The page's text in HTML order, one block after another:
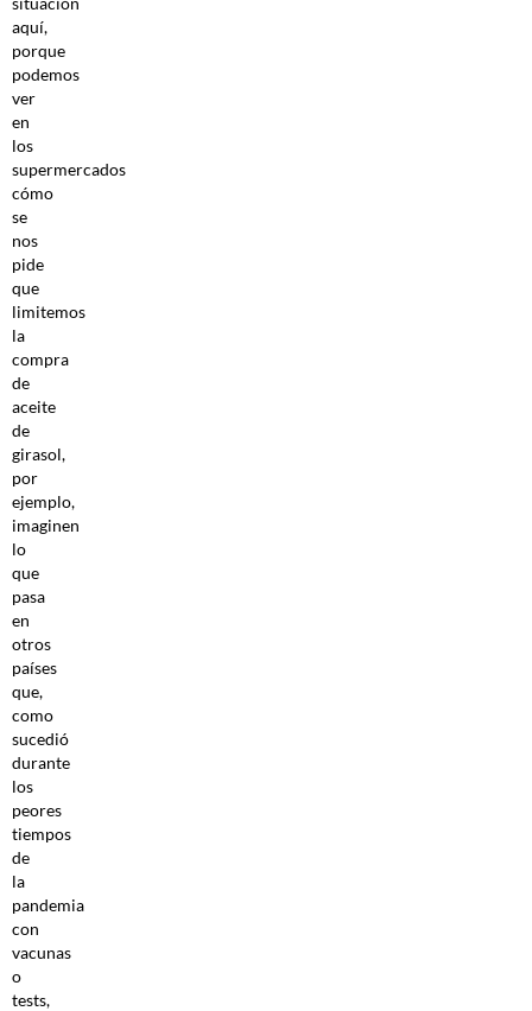
aquí,
porque
podemos
ver
en
los
supermercados
cómo
se
nos
pide
que
limitemos
la
compra
de
aceite
de
girasol,
por
ejemplo,
imaginen
lo
que
pasa
en
otros
países
que,
como
sucedió
durante
los
peores
tiempos
de
la
pandemia
con
vacunas
o
tests,